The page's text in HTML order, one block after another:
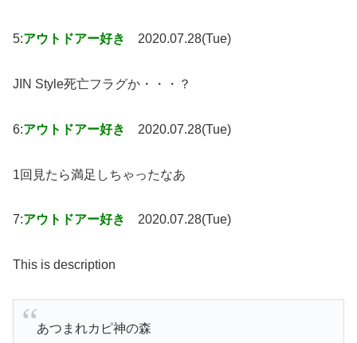
5:アウトドアー好き 2020.07.28(Tue)
JIN Style死亡フラグか・・・？
6:アウトドアー好き 2020.07.28(Tue)
1回見たら満足しちゃったなあ
7:アウトドアー好き 2020.07.28(Tue)
This is description
あつまれカピ神の森